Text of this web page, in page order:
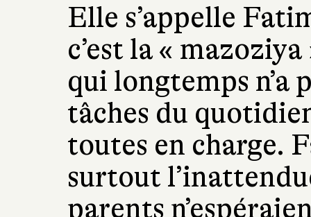
Elle s’appelle
c’est la «
qui longtemps n’a
tâches du
toutes en charge.
surtout
parents